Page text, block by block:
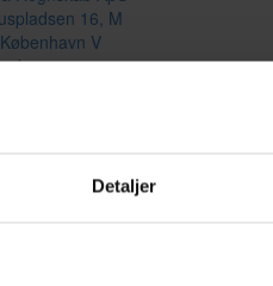
Detaljer
16, M
V